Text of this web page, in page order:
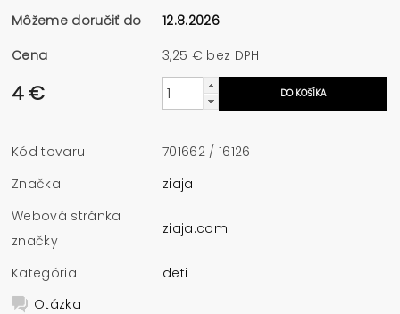
Môžeme doručiť do
12.8.2026
Cena
3,25 € bez DPH
4 €
Kód tovaru
701662 / 16126
Značka
ziaja
Webová stránka
značky
ziaja.com
Kategória
deti
Otázka